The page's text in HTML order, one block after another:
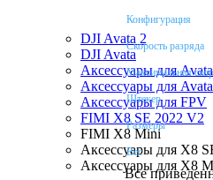
DJI Avata 2
DJI Avata
Аксессуары для
Аксессуары для Avata
Аксессуары для FPV
FIMI X8 SE 2022 V2
FIMI X8 Mini
Аксессуары для X8
Аксессуары для X8
Конфигурация
Скорость разряда
Максимальная
Штекер
Размеры
Вес
Все